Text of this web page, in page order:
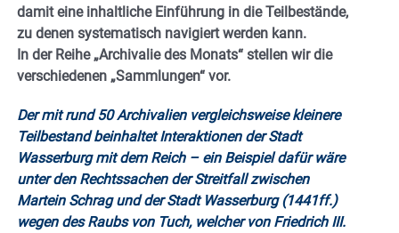
damit eine inhaltliche Einführung in die Teilbestände,
zu denen systematisch navigiert werden kann.
In der Reihe „Archivalie des Monats“ stellen wir die
verschiedenen „Sammlungen“ vor.
Der mit rund 50 Archivalien vergleichsweise kleinere
Teilbestand beinhaltet Interaktionen der Stadt
Wasserburg mit dem Reich – ein Beispiel dafür wäre
unter den Rechtssachen der Streitfall zwischen
Martein Schrag und der Stadt Wasserburg (1441ff.)
wegen des Raubs von Tuch, welcher von Friedrich III.